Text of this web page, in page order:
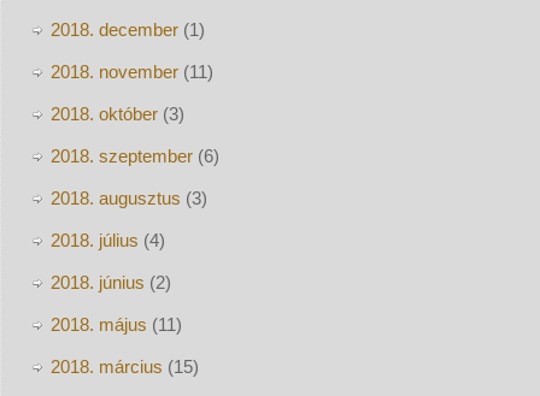
2018. december(1)
2018. november(11)
2018. október(3)
2018. szeptember(6)
2018. augusztus (3)
2018. július (4)
2018. június (2)
2018. május (11)
2018. március (15)